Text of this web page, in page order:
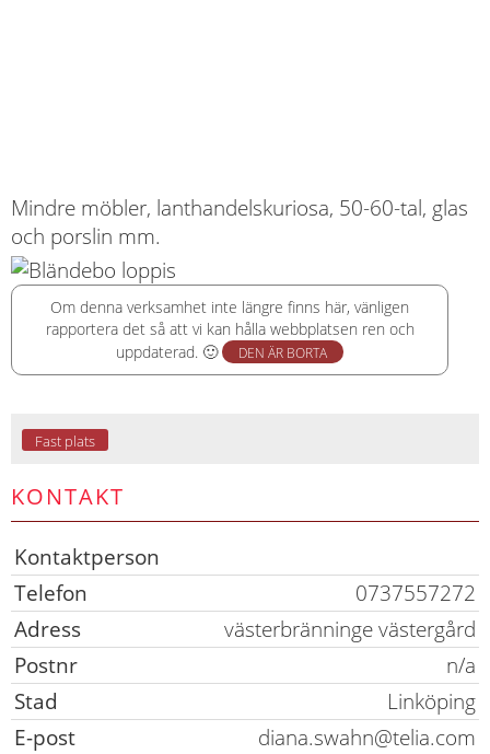
Mindre möbler, lanthandelskuriosa, 50-60-tal, glas
och porslin mm.
Om denna verksamhet inte längre finns här, vänligen
rapportera det så att vi kan hålla webbplatsen ren och
uppdaterad. 🙂
DEN ÄR BORTA
Fast plats
KONTAKT
Kontaktperson
Telefon
0737557272
Adress
västerbränninge västergård
Postnr
n/a
Stad
Linköping
E-post
diana.swahn@telia.com